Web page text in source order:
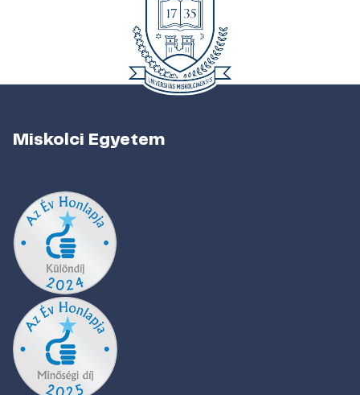
Miskolci Egyetem